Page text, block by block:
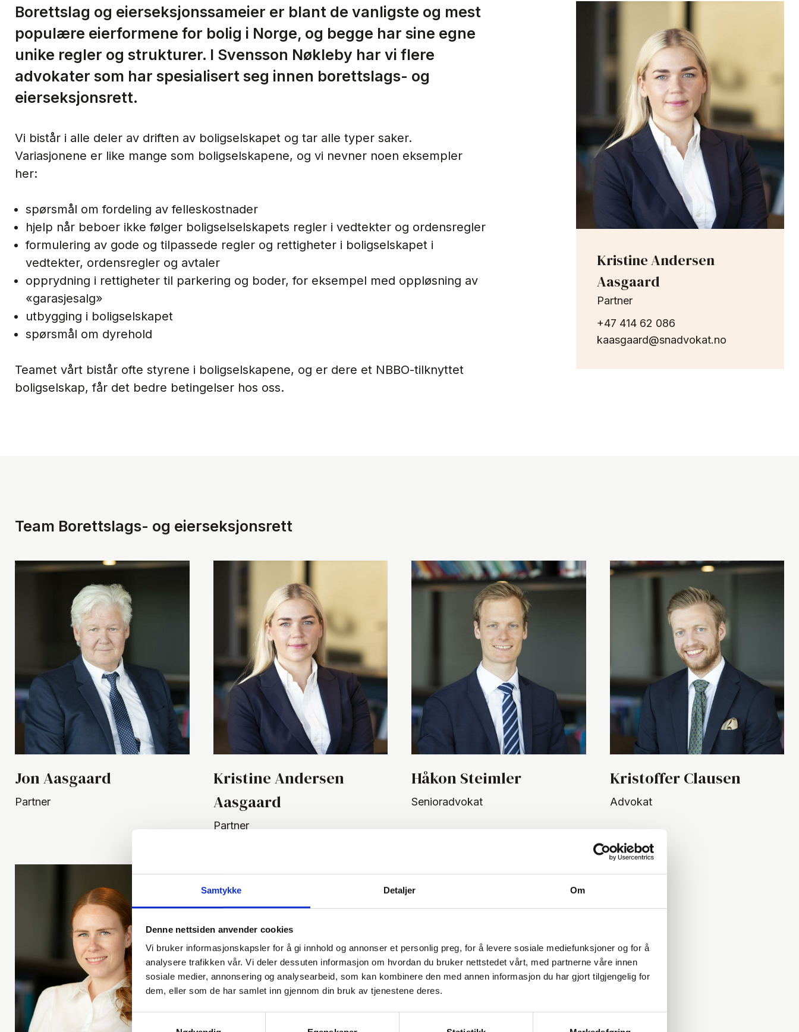
Samtykke Detaljer Om
Denne nettsiden anvender cookies
Vi bruker informasjonskapsler for å gi innhold og annonser et personlig preg, for å levere sosiale mediefunksjoner og for å
analysere trafikken vår. Vi deler dessuten informasjon om hvordan du bruker nettstedet vårt, med partnerne våre innen
sosiale medier, annonsering og analysearbeid, som kan kombinere den med annen informasjon du har gjort tilgjengelig for
dem, eller som de har samlet inn gjennom din bruk av tjenestene deres.
Samtykkevalg
Borettslag og eierseksjonssameier er blant de vanligste og mest
populære eierformene for bolig i Norge, og begge har sine egne
unike regler og strukturer. I Svensson Nøkleby har vi flere
advokater som har spesialisert seg innen borettslags- og
eierseksjonsrett.
Vi bistår i alle deler av driften av boligselskapet og tar alle typer saker.
Variasjonene er like mange som boligselskapene, og vi nevner noen eksempler
her:
spørsmål om fordeling av felleskostnader
hjelp når beboer ikke følger boligselselskapets regler i vedtekter og ordensregler
formulering av gode og tilpassede regler og rettigheter i boligselskapet i
vedtekter, ordensregler og avtaler
opprydning i rettigheter til parkering og boder, for eksempel med oppløsning av
«garasjesalg»
utbygging i boligselskapet
spørsmål om dyrehold
Teamet vårt bistår ofte styrene i boligselskapene, og er dere et NBBO-tilknyttet
boligselskap, får det bedre betingelser hos oss.
Kristine Andersen
Aasgaard
Partner
+47 414 62 086
kaasgaard@snadvokat.no
Team Borettslags- og eierseksjonsrett
Jon Aasgaard
Partner
Kristine Andersen
Aasgaard
Partner
Håkon Steimler
Senioradvokat
Kristoffer Clausen
Advokat